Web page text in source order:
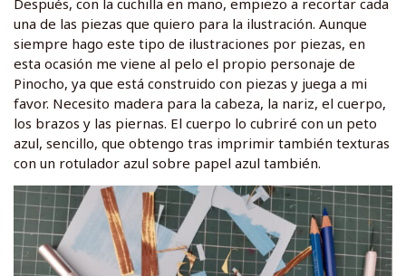
Después, con la cuchilla en mano, empiezo a recortar cada
una de las piezas que quiero para la ilustración. Aunque
siempre hago este tipo de ilustraciones por piezas, en
esta ocasión me viene al pelo el propio personaje de
Pinocho, ya que está construido con piezas y juega a mi
favor. Necesito madera para la cabeza, la nariz, el cuerpo,
los brazos y las piernas. El cuerpo lo cubriré con un peto
azul, sencillo, que obtengo tras imprimir también texturas
con un rotulador azul sobre papel azul también.